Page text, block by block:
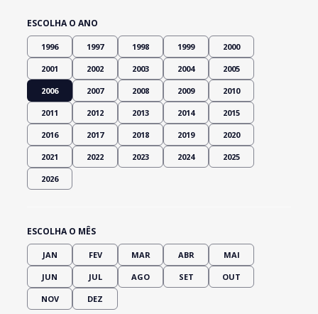
ESCOLHA O ANO
1996 1997 1998 1999 2000
2001 2002 2003 2004 2005
2006 2007 2008 2009 2010
2011 2012 2013 2014 2015
2016 2017 2018 2019 2020
2021 2022 2023 2024 2025
2026
ESCOLHA O MÊS
JAN FEV MAR ABR MAI
JUN JUL AGO SET OUT
NOV DEZ